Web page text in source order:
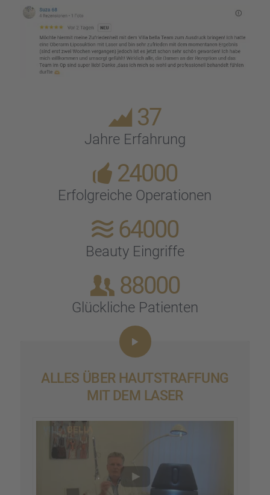
37
Jahre Erfah­rung
24000
Erfolg­rei­che Opera­tio­nen
64000
Beauty Eingriffe
88000
Glück­li­che Patien­ten
ALLES ÜBER HAUTSTRAF­FUNG
MIT DEM LASER